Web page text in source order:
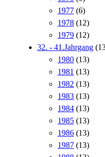
1977 (6)
1978 (12)
1979 (12)
32. - 41.Jahrgang
1980 (13)
1981 (13)
1982 (13)
1983 (13)
1984 (13)
1985 (13)
1986 (13)
1987 (13)